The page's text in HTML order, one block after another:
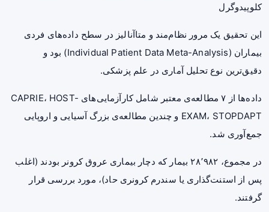
کلوپیدوگرل
این تحقیق یک مرور نظام‌مند و متاآنالیز در سطح داده‌های فردی
بیماران (Individual Patient Data Meta-Analysis) بود و
دقیق‌ترین نوعتحلیل آماری در علم پزشکی.
داده‌ها از ۷ مطالعه‌ی معتبر شامل کارآزمایی‌های CAPRIE، HOST-
EXAM، STOPDAPT و چندین مطالعه‌ی بزرگ آسیایی و اروپایی
جمع‌آوری شد.
در مجموع، ۲۸٬۹۸۲ بیمار که دچار بیماری عروق کرونر بودند (اغلب
پس از استنت‌گذاری یا سندرم کرونری حاد)، مورد بررسی قرار
گرفتند.